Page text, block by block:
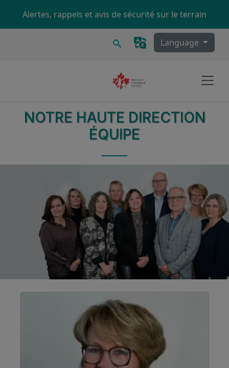
Alertes, rappels et avis de sécurité sur le terrain
RechercheLanguage
NOTRE HAUTE DIRECTION
ÉQUIPE